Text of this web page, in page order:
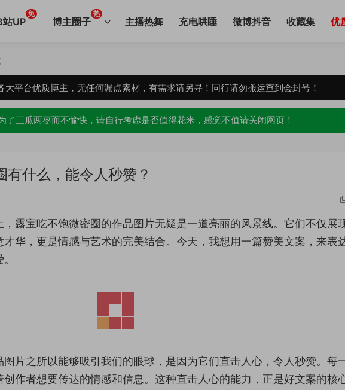
站UP
免
博主圈子
热
主播热舞 充电哄睡 微博抖音 收藏集 优
大平台优质博主，无任何漏点素材，有需求请另寻！同行请勿搬运查到会封号！
了三瓜两枣而不愉快，请自行考虑是否值得花米，感觉不值请关闭网页！
什么，能令人秒赞？
露宝吃不饱微密圈的作品图片无疑是一道亮丽的风景线。它们不仅展
华，更是情感与艺术的完美结合。今天，我想用一篇赞美文案，来表
片之所以能够吸引我们的眼球，是因为它们直击人心，令人秒赞。每
作者想要传达的情感和信息。这种直击人心的能力，正是好文案的核